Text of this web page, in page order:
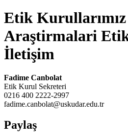
Etik
Araştirmalari
İletişim
Fadime Canbolat
Etik Kurul Sekreteri
0216 400 2222-2997
fadime.canbolat@uskudar.edu.tr
Paylaş